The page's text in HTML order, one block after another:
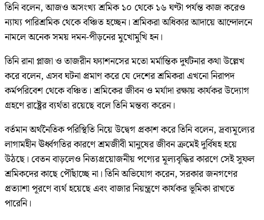
তিনি বলেন, আজও অসংখ্য শ্রমিক ১০ থেকে ১৬ ঘণ্টা পর্যন্ত কাজ করেও
ন্যায্য পারিশ্রমিক থেকে বঞ্চিত হচ্ছেন। শ্রমিকরা অধিকার আদায়ে আন্দোলনে
নামলে অনেক সময় দমন-পীড়নের মুখোমুখি হন।
তিনি রানা প্লাজা ও তাজরীন ফ্যাশনসের মতো মর্মান্তিক দুর্ঘটনার কথা উল্লেখ
করে বলেন, এসব ঘটনা প্রমাণ করে যে দেশের শ্রমিকরা এখনো নিরাপদ
কর্মপরিবেশ থেকে বঞ্চিত। শ্রমিকের জীবন ও মর্যাদা রক্ষায় কার্যকর উদ্যোগ
গ্রহণে রাষ্ট্রের ব্যর্থতা রয়েছে বলে তিনি মন্তব্য করেন।
বর্তমান অর্থনৈতিক পরিস্থিতি নিয়ে উদ্বেগ প্রকাশ করে তিনি বলেন, দ্রব্যমূল্যের
লাগামহীন ঊর্ধ্বগতির কারণে শ্রমজীবী মানুষের জীবন ক্রমেই দুর্বিষহ হয়ে
উঠছে। বেতন বাড়লেও নিত্যপ্রয়োজনীয় পণ্যের মূল্যবৃদ্ধির কারণে সেই সুফল
শ্রমিকদের কাছে পৌঁছাচ্ছে না। তিনি অভিযোগ করেন, সরকার জনগণের
প্রত্যাশা পূরণে ব্যর্থ হয়েছে এবং বাজার নিয়ন্ত্রণে কার্যকর ভূমিকা রাখতে
পারেনি।